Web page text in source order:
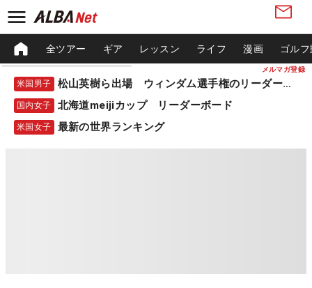
メルマガ登録
全ツアー ギア レッスン ライフ 漫画 ゴル
米国男子 松山英樹ら出場 ウィンダム選手権のリーダーボード
国内女子 北海道meijiカップ リーダーボード
米国女子 最新の世界ランキング